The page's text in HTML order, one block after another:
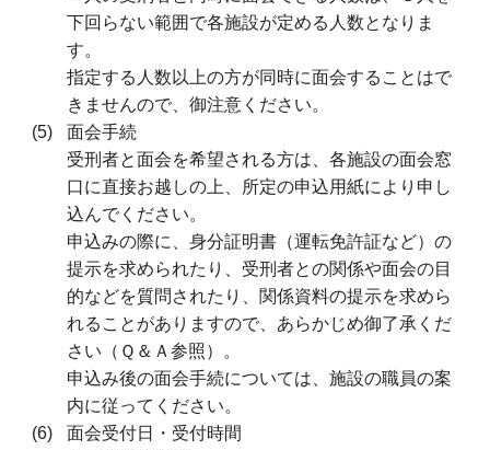
下回らない範囲で各施設が定める人数となりま
す。
指定する人数以上の方が同時に面会することはで
きませんので、御注意ください。
面会手続
受刑者と面会を希望される方は、各施設の面会窓
口に直接お越しの上、所定の申込用紙により申し
込んでください。
申込みの際に、身分証明書（運転免許証など）の
提示を求められたり、受刑者との関係や面会の目
的などを質問されたり、関係資料の提示を求めら
れることがありますので、あらかじめ御了承くだ
さい（Ｑ＆Ａ参照）。
申込み後の面会手続については、施設の職員の案
内に従ってください。
面会受付日・受付時間